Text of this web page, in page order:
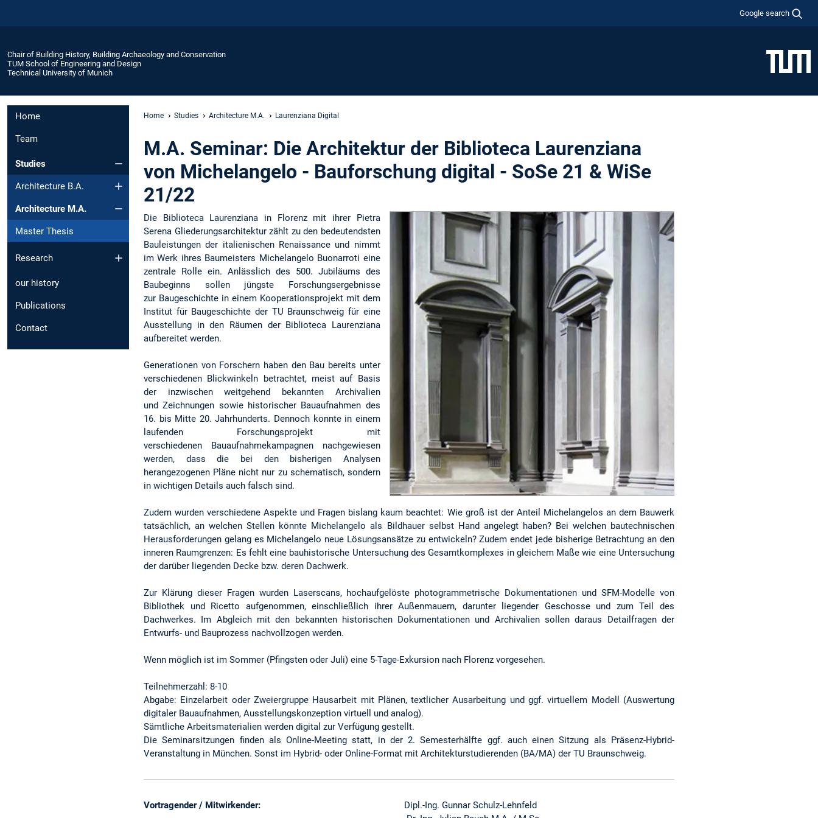
Google search
Chair of Building History, Building Archaeology and Conservation
TUM School of Engineering and Design
Technical University of Munich
Home
Team
Studies
Architecture B.A.
Architecture M.A.
Master Thesis
Research
our history
Publications
Contact
Home Studies Architecture M.A. Laurenziana Digital
M.A. Seminar: Die Architektur der Biblioteca Laurenziana
von Michelangelo - Bauforschung digital - SoSe 21 & WiSe
21/22
Die Biblioteca Laurenziana in Florenz mit ihrer Pietra
Serena Gliederungsarchitektur zählt zu den bedeutendsten
Bauleistungen der italienischen Renaissance und nimmt
im Werk ihres Baumeisters Michelangelo Buonarroti eine
zentrale Rolle ein. Anlässlich des 500. Jubiläums des
Baubeginns sollen jüngste Forschungsergebnisse
zur Baugeschichte in einem Kooperationsprojekt mit dem
Institut für Baugeschichte der TU Braunschweig für eine
Ausstellung in den Räumen der Biblioteca Laurenziana
aufbereitet werden.
Generationen von Forschern haben den Bau bereits unter
verschiedenen Blickwinkeln betrachtet, meist auf Basis
der inzwischen weitgehend bekannten Archivalien
und Zeichnungen sowie historischer Bauaufnahmen des
16. bis Mitte 20. Jahrhunderts. Dennoch konnte in einem
laufenden Forschungsprojekt mit
verschiedenen Bauaufnahmekampagnen nachgewiesen
werden, dass die bei den bisherigen Analysen
herangezogenen Pläne nicht nur zu schematisch, sondern
in wichtigen Details auch falsch sind.
Zudem wurden verschiedene Aspekte und Fragen bislang kaum beachtet: Wie groß ist der Anteil Michelangelos an dem Bauwerk
tatsächlich, an welchen Stellen könnte Michelangelo als Bildhauer selbst Hand angelegt haben? Bei welchen bautechnischen
Herausforderungen gelang es Michelangelo neue Lösungsansätze zu entwickeln? Zudem endet jede bisherige Betrachtung an den
inneren Raumgrenzen: Es fehlt eine bauhistorische Untersuchung des Gesamtkomplexes in gleichem Maße wie eine Untersuchung
der darüber liegenden Decke bzw. deren Dachwerk.
Zur Klärung dieser Fragen wurden Laserscans, hochaufgelöste photogrammetrische Dokumentationen und SFM-Modelle von
Bibliothek und Ricetto aufgenommen, einschließlich ihrer Außenmauern, darunter liegender Geschosse und zum Teil des
Dachwerkes. Im Abgleich mit den bekannten historischen Dokumentationen und Archivalien sollen daraus Detailfragen der
Entwurfs- und Bauprozess nachvollzogen werden.
Wenn möglich ist im Sommer (Pfingsten oder Juli) eine 5-Tage-Exkursion nach Florenz vorgesehen.
Teilnehmerzahl: 8-10
Abgabe: Einzelarbeit oder Zweiergruppe Hausarbeit mit Plänen, textlicher Ausarbeitung und ggf. virtuellem Modell (Auswertung
digitaler Bauaufnahmen, Ausstellungskonzeption virtuell und analog).
Sämtliche Arbeitsmaterialien werden digital zur Verfügung gestellt.
Die Seminarsitzungen finden als Online-Meeting statt, in der 2. Semesterhälfte ggf. auch einen Sitzung als Präsenz-Hybrid-
Veranstaltung in München. Sonst im Hybrid- oder Online-Format mit Architekturstudierenden (BA/MA) der TU Braunschweig.
Vortragender / Mitwirkender: Dipl.-Ing. Gunnar Schulz-Lehnfeld